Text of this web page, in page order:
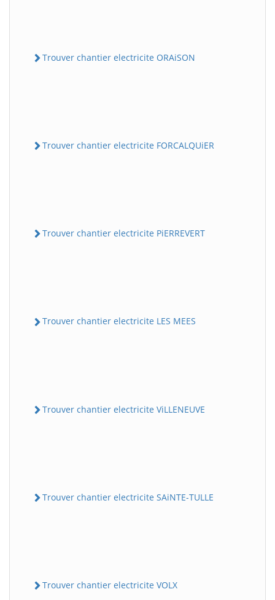
Trouver chantier electricite ORAiSON
Trouver chantier electricite FORCALQUiER
Trouver chantier electricite PiERREVERT
Trouver chantier electricite LES MEES
Trouver chantier electricite ViLLENEUVE
Trouver chantier electricite SAiNTE-TULLE
Trouver chantier electricite VOLX